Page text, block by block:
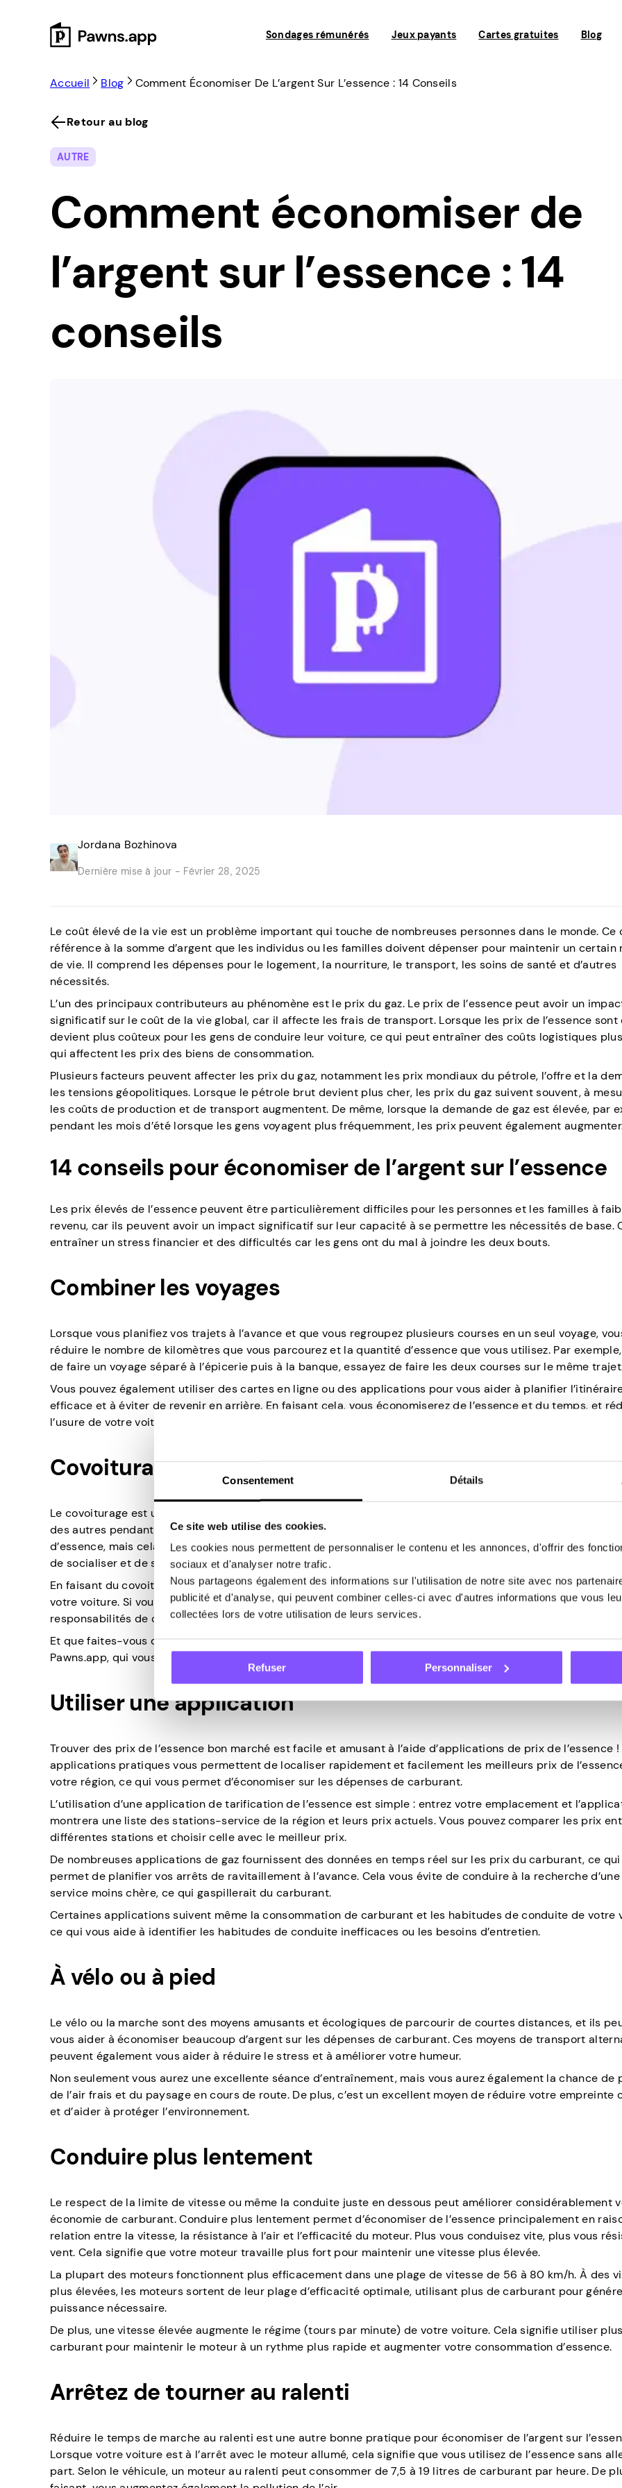
Consentement Détails
Ce site web utilise des cookies.
Les cookies nous permettent de personnaliser le contenu et les annonces, d'offrir des
sociaux et d'analyser notre trafic.
Nous partageons également des informations sur l'utilisation de notre site avec nos
publicité et d'analyse, qui peuvent combiner celles-ci avec d'autres informations que vous
collectées lors de votre utilisation de leurs services.
Refuser Personnaliser
Sondages rémunérés Jeux payants Cartes gratuites Blog
Accueil Blog Comment Économiser De L’argent Sur L’essence : 14 Conseils
Retour au blog
AUTRE
Comment économiser de
l’argent sur l’essence : 14
conseils
Jordana Bozhinova
Dernière mise à jour - Février 28, 2025
Le coût élevé de la vie est un problème important qui touche de nombreuses personnes dans le monde. Ce
référence à la somme d’argent que les individus ou les familles doivent dépenser pour maintenir un certain
de vie. Il comprend les dépenses pour le logement, la nourriture, le transport, les soins de santé et d’autres
nécessités.
L’un des principaux contributeurs au phénomène est le prix du gaz. Le prix de l’essence peut avoir un
significatif sur le coût de la vie global, car il affecte les frais de transport. Lorsque les prix de l’essence sont
devient plus coûteux pour les gens de conduire leur voiture, ce qui peut entraîner des coûts logistiques
qui affectent les prix des biens de consommation.
Plusieurs facteurs peuvent affecter les prix du gaz, notamment les prix mondiaux du pétrole, l’offre et la
les tensions géopolitiques. Lorsque le pétrole brut devient plus cher, les prix du gaz suivent souvent, à
les coûts de production et de transport augmentent. De même, lorsque la demande de gaz est élevée, par
pendant les mois d’été lorsque les gens voyagent plus fréquemment, les prix peuvent également
14 conseils pour économiser de l’argent sur l’essence
Les prix élevés de l’essence peuvent être particulièrement difficiles pour les personnes et les familles à
revenu, car ils peuvent avoir un impact significatif sur leur capacité à se permettre les nécessités de base.
entraîner un stress financier et des difficultés car les gens ont du mal à joindre les deux bouts.
Combiner les voyages
Lorsque vous planifiez vos trajets à l’avance et que vous regroupez plusieurs courses en un seul voyage,
réduire le nombre de kilomètres que vous parcourez et la quantité d’essence que vous utilisez. Par
de faire un voyage séparé à l’épicerie puis à la banque, essayez de faire les deux courses sur le même
Vous pouvez également utiliser des cartes en ligne ou des applications pour vous aider à planifier
efficace et à éviter de revenir en arrière. En faisant cela, vous économiserez de l’essence et du temps, et
l’usure de votre voiture.
Covoiturage
Le covoiturage est un moyen fantastique d’économiser de l’argent sur l’essence tout en profitant de la
des autres pendant vos déplacements quotidiens. Non seulement cela peut vous aider à réduire la
d’essence, mais cela réduit également les embouteillages, réduit la pollution de l’air et peut être un
de socialiser et de se faire de nouveaux amis.
En faisant du covoiturage avec d’autres personnes, vous pouvez partager le coût de l’essence et réduire
votre voiture. Si vous trouvez le bon groupe de covoiturage, vous pourrez peut-être même partager les
responsabilités de conduite, ce qui vous donnera un peu plus de temps libre.
Et que faites-vous de ces moments libres ? Vous pouvez
Pawns.app, qui vous permettent de
Utiliser une application
Trouver des prix de l’essence bon marché est facile et amusant à l’aide d’applications de prix de l’essence !
applications pratiques vous permettent de localiser rapidement et facilement les meilleurs prix de
votre région, ce qui vous permet d’économiser sur les dépenses de carburant.
L’utilisation d’une application de tarification de l’essence est simple : entrez votre emplacement et
montrera une liste des stations-service de la région et leurs prix actuels. Vous pouvez comparer les prix
différentes stations et choisir celle avec le meilleur prix.
De nombreuses applications de gaz fournissent des données en temps réel sur les prix du carburant, ce
permet de planifier vos arrêts de ravitaillement à l’avance. Cela vous évite de conduire à la recherche
service moins chère, ce qui gaspillerait du carburant.
Certaines applications suivent même la consommation de carburant et les habitudes de conduite de votre
ce qui vous aide à identifier les habitudes de conduite inefficaces ou les besoins d’entretien.
À vélo ou à pied
Le vélo ou la marche sont des moyens amusants et écologiques de parcourir de courtes distances, et ils
vous aider à économiser beaucoup d’argent sur les dépenses de carburant. Ces moyens de transport
peuvent également vous aider à réduire le stress et à améliorer votre humeur.
Non seulement vous aurez une excellente séance d’entraînement, mais vous aurez également la chance de
de l’air frais et du paysage en cours de route. De plus, c’est un excellent moyen de réduire votre empreinte
et d’aider à protéger l’environnement.
Conduire plus lentement
Le respect de la limite de vitesse ou même la conduite juste en dessous peut améliorer considérablement
économie de carburant. Conduire plus lentement permet d’économiser de l’essence principalement en
relation entre la vitesse, la résistance à l’air et l’efficacité du moteur. Plus vous conduisez vite, plus vous
vent. Cela signifie que votre moteur travaille plus fort pour maintenir une vitesse plus élevée.
La plupart des moteurs fonctionnent plus efficacement dans une plage de vitesse de 56 à 80 km/h. À des
plus élevées, les moteurs sortent de leur plage d’efficacité optimale, utilisant plus de carburant pour
puissance nécessaire.
De plus, une vitesse élevée augmente le régime (tours par minute) de votre voiture. Cela signifie utiliser
carburant pour maintenir le moteur à un rythme plus rapide et augmenter votre consommation d’essence.
Arrêtez de tourner au ralenti
Réduire le temps de marche au ralenti est une autre bonne pratique pour économiser de l’argent sur
Lorsque votre voiture est à l’arrêt avec le moteur allumé, cela signifie que vous utilisez de l’essence sans
part. Selon le véhicule, un moteur au ralenti peut consommer de 7,5 à 19 litres de carburant par heure. De